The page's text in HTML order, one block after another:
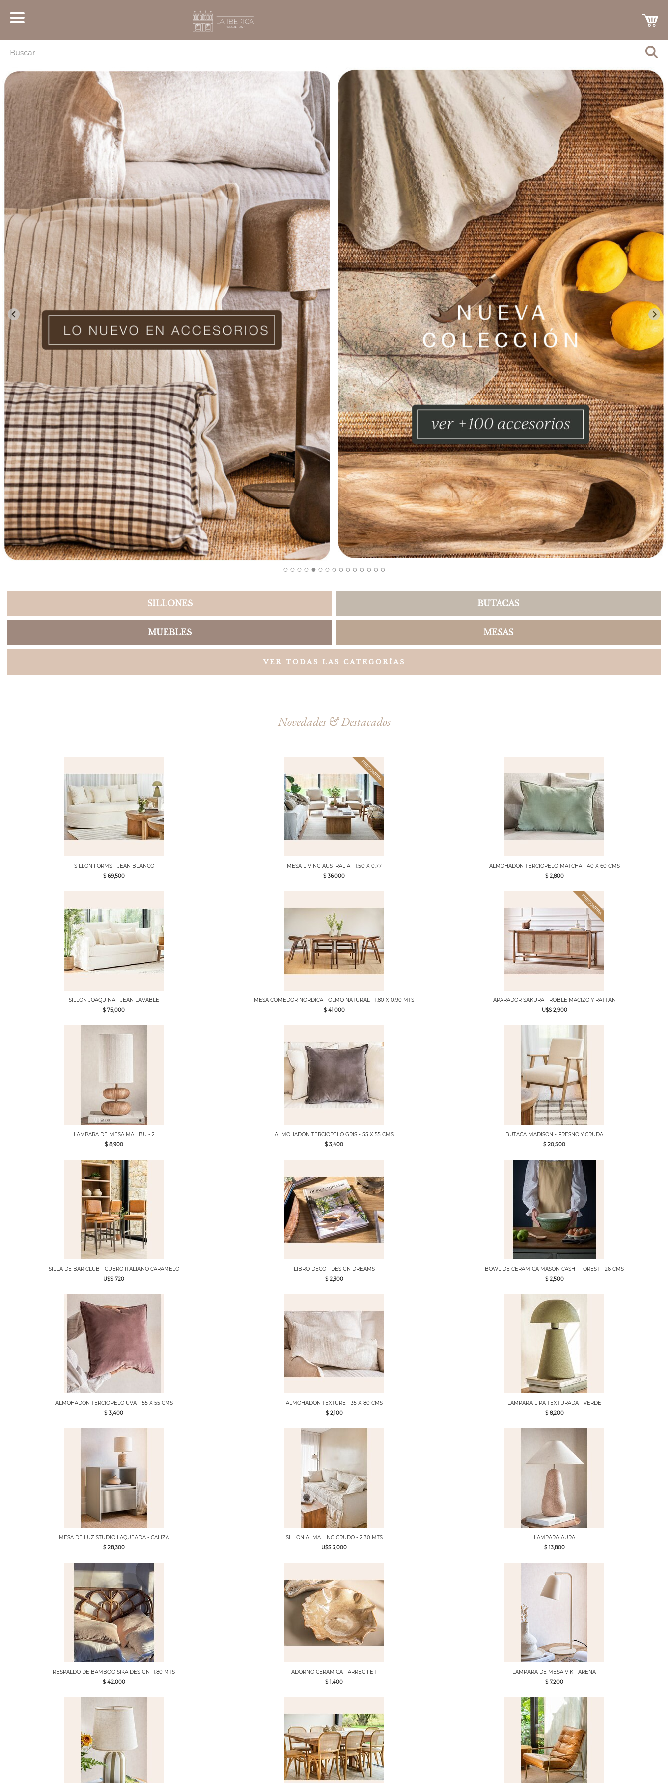
SILLONES BUTACAS
MUEBLES MESAS
VER TODAS LAS CATEGORÍAS
Novedades & Destacados
SILLON FORMS - JEAN BLANCO
$ 69,500
MESA LIVING AUSTRALIA - 1.50 X 0.77
$ 36,000
ALMOHADON TERCIOPELO MATCHA - 40 X 60 CMS
$ 2,800
SILLON JOAQUINA - JEAN LAVABLE
$ 75,000
MESA COMEDOR NORDICA - OLMO NATURAL - 1.80 X 0.90 MTS
$ 41,000
APARADOR SAKURA - ROBLE MACIZO Y RATTAN
U$S 2,900
LAMPARA DE MESA MALIBU - 2
$ 8,900
ALMOHADON TERCIOPELO GRIS - 55 X 55 CMS
$ 3,400
BUTACA MADISON - FRESNO Y CRUDA
$ 20,500
SILLA DE BAR CLUB - CUERO ITALIANO CARAMELO
U$S 720
LIBRO DECO - DESIGN DREAMS
$ 2,300
BOWL DE CERAMICA MASON CASH - FOREST - 26 CMS
$ 2,500
ALMOHADON TERCIOPELO UVA - 55 X 55 CMS
$ 3,400
ALMOHADON TEXTURE - 35 X 80 CMS
$ 2,100
LAMPARA LIPA TEXTURADA - VERDE
$ 8,200
MESA DE LUZ STUDIO LAQUEADA - CALIZA
$ 28,300
SILLON ALMA LINO CRUDO - 2.30 MTS
U$S 3,000
LAMPARA AURA
$ 13,800
RESPALDO DE BAMBOO SIKA DESIGN- 1.80 MTS
$ 42,000
ADORNO CERAMICA - ARRECIFE 1
$ 1,400
LAMPARA DE MESA VIK - ARENA
$ 7,200